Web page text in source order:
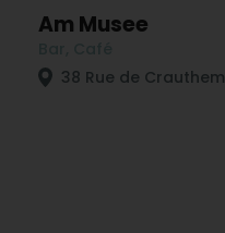
Am Musee
38 Rue de Crauthem